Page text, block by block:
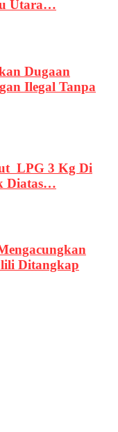
Utara…
Dugaan
Ilegal Tanpa
LPG 3 Kg Di
Diatas…
Ditangkap